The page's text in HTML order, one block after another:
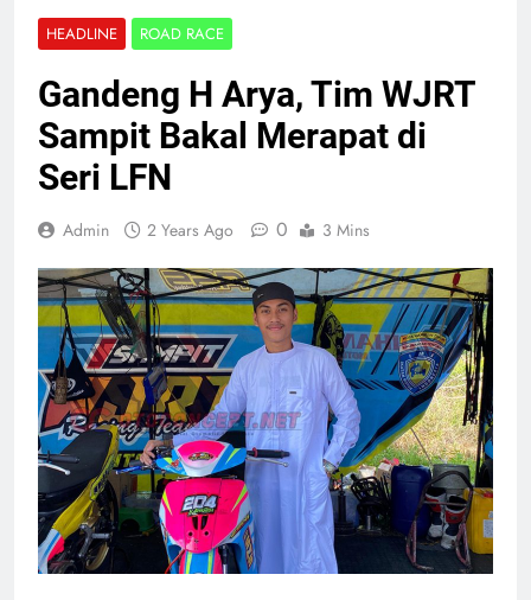
HEADLINE ROAD RACE
Gandeng H Arya, Tim WJRT
Sampit Bakal Merapat di
Seri LFN
Admin 2 Years Ago 0 3 Mins